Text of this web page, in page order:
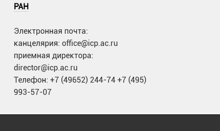
РАН
Электронная почта:
канцелярия: office@icp.ac.ru
приемная директора:
director@icp.ac.ru
Телефон: +7 (49652) 244-74 +7 (495)
993-57-07